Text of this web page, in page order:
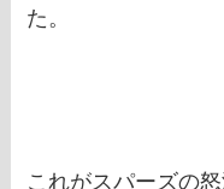
た。
これがスパーズの